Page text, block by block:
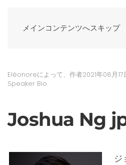
メインコンテンツへスキップ
Eléonoreによって、作者2021年08月17
Speaker Bio.
Joshua Ng
ジ